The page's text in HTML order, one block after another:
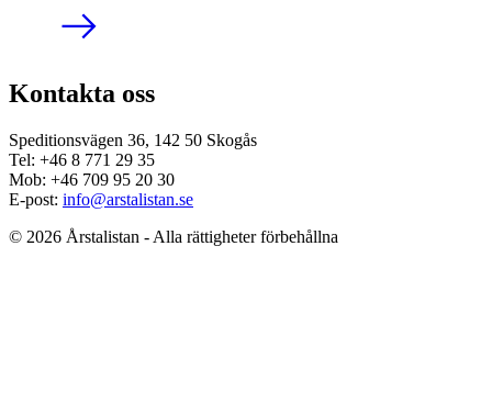
Kontakta oss
Speditionsvägen 36, 142 50 Skogås
Tel: +46 8 771 29 35
Mob: +46 709 95 20 30
E-post: info@arstalistan.se
© 2026 Årstalistan - Alla rättigheter förbehållna